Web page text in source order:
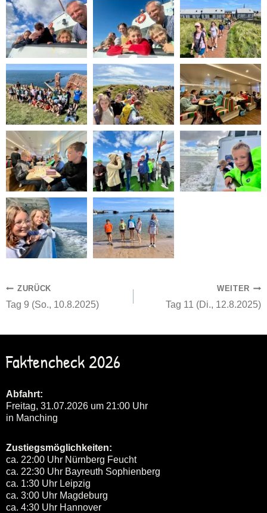
Beitragsnavigation
ZURÜCK
Tag 9 (So., 10.8.2025)
WEITER
Tag 11 (Di., 12.8.2025)
Faktencheck 2026
Abfahrt:
Freitag, 31.07.2026 um 21:00 Uhr
in Manching
Zustiegsmöglichkeiten:
ca. 22:00 Uhr Nürnberg Feucht
ca. 22:30 Uhr Bayreuth Sophienberg
ca. 1:30 Uhr Leipzig
ca. 3:00 Uhr Magdeburg
ca. 4:30 Uhr Hannover